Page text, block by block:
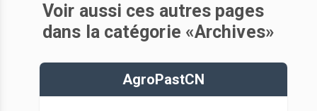
Voir aussi ces autres pages
dans la catégorie «Archives»
AgroPastCN